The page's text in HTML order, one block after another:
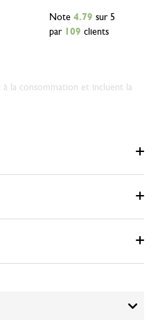
Note 4.79 sur 5
par
109 clients
à la consommation et incluent la